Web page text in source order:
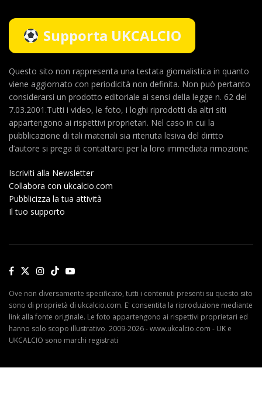
Supporta UKCALCIO
Questo sito non rappresenta una testata giornalistica in quanto
viene aggiornato con periodicità non definita. Non può pertanto
considerarsi un prodotto editoriale ai sensi della legge n. 62 del
7.03.2001.Tutti i video, le foto, i loghi riprodotti da altri siti
appartengono ai rispettivi proprietari. Nel caso in cui la
pubblicazione di tali materiali sia ritenuta lesiva del diritto
d’autore si prega di contattarci per la loro immediata rimozione.
Iscriviti alla Newsletter
Collabora con ukcalcio.com
Pubblicizza la tua attività
Il tuo supporto
Ove non diversamente specificato, tutti i contenuti presenti su questo sito
sono di proprietà di ukcalcio.com. E' consentita la riproduzione mediante
link alla fonte originale. Le foto appartengono ai rispettivi proprietari ed
hanno solo scopo illustrativo. 2009-2026 - www.ukcalcio.com - UK e
UKCALCIO sono marchi registrati